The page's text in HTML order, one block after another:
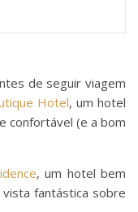
de seguir viagem
Hotel, um hotel
confortável (e a bom
, um hotel bem
fantástica sobre